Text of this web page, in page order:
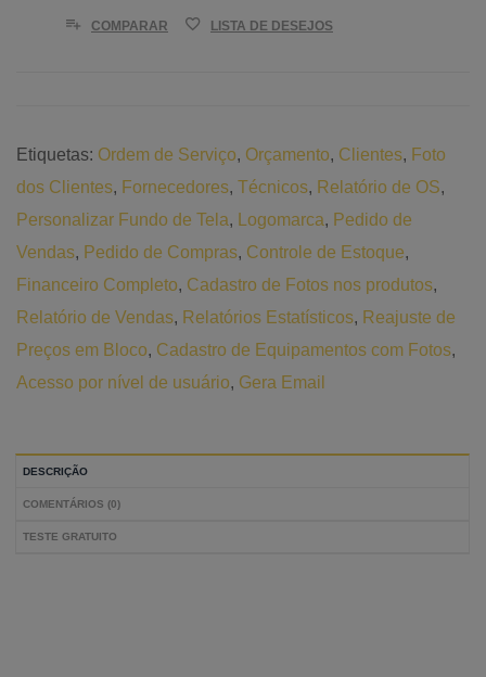
COMPARAR LISTA DE DESEJOS
Etiquetas: Ordem de Serviço, Orçamento, Clientes, Foto
dos Clientes, Fornecedores, Técnicos, Relatório de OS,
Personalizar Fundo de Tela, Logomarca, Pedido de
Vendas, Pedido de Compras, Controle de Estoque,
Financeiro Completo, Cadastro de Fotos nos produtos,
Relatório de Vendas, Relatórios Estatísticos, Reajuste de
Preços em Bloco, Cadastro de Equipamentos com Fotos,
Acesso por nível de usuário, Gera Email
DESCRIÇÃO
COMENTÁRIOS (0)
TESTE GRATUITO